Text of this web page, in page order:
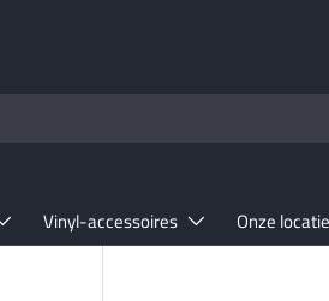
Vinyl-accessoires Onze